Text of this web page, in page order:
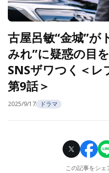
古屋呂敏“金城”が
みれ”に疑惑の目
SNSザワつく＜レ
第9話＞
2025/9/17 ドラマ
この記事をシェ